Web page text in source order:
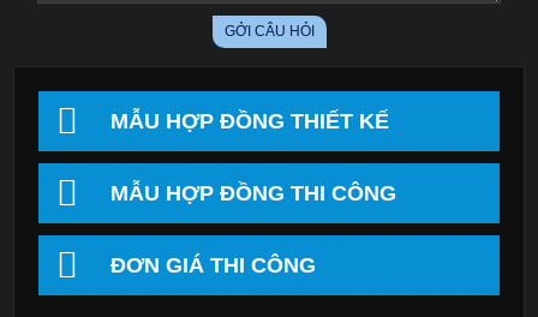
MẪU HỢP ĐỒNG THIẾT KẾ
MẪU HỢP ĐỒNG THI CÔNG
ĐƠN GIÁ THI CÔNG